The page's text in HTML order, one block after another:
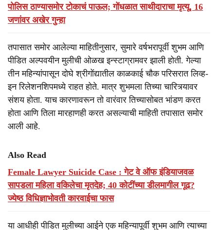
पोलिस ठाण्यासमोर टोकाचं पाऊल; गोंधळात साथीदाराचा मृत्यू, 16
जणांवर अखेर गुन्हा
तपासात समोर आलेल्या माहितीनुसार, सुमारे वर्षभरापूर्वी शुभम आणि
पीडित अल्पवयीन मुलीची ओळख इन्स्टाग्रामवर झाली होती. गेल्या
तीन महिन्यांपासून दोघे श्रीगोंद्यातील काळकाई चौक परिसरात लिव्ह-
इन रिलेशनशिपमध्ये राहत होते. मात्र शुभमला तिच्या चारित्र्यावर
संशय होता. याच कारणावरून तो वारंवार तिच्यासोबत भांडण करत
होता आणि तिला मारहाणही करत असल्याची माहिती तपासात समोर
आली आहे.
Also Read
Female Lawyer Suicide Case : गेट वे ऑफ इंडियाजवळ
सापडला महिला वकिलेचा मृतदेह; 40 कोटींच्या डीलमागील गूढ?
ज्येष्ठ विधिज्ञाभोवती कारवाईचा फास
या आधीही पीडित मुलीच्या आईने एक महिन्यापूर्वी शुभम आणि त्याच्या